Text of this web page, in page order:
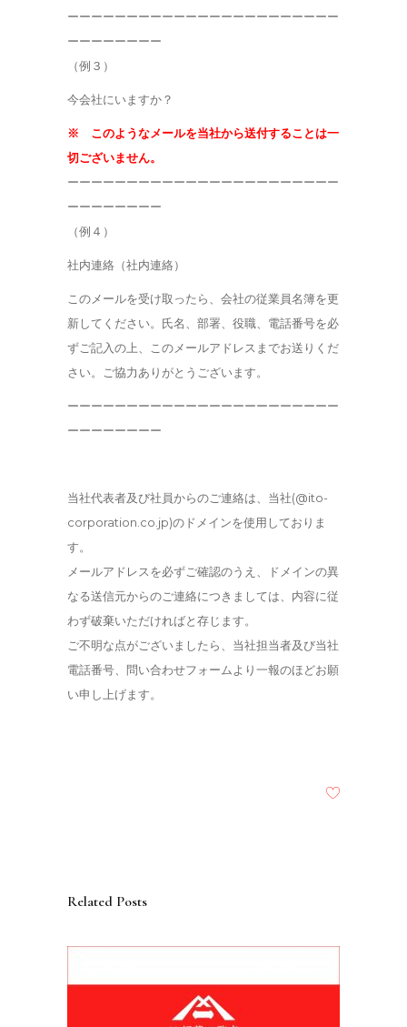
ーーーーーーーーーーーーーーーーーーーーーーー
ーーーーーーーー
（例３）
今会社にいますか？
※ このようなメールを当社から送付することは一
切ございません。
ーーーーーーーーーーーーーーーーーーーーーーー
ーーーーーーーー
（例４）
社内連絡（社内連絡）
このメールを受け取ったら、会社の従業員名簿を更
新してください。氏名、部署、役職、電話番号を必
ずご記入の上、このメールアドレスまでお送りくだ
さい。ご協力ありがとうございます。
ーーーーーーーーーーーーーーーーーーーーーーー
ーーーーーーーー
当社代表者及び社員からのご連絡は、当社(@ito-
corporation.co.jp)のドメインを使用しておりま
す。
メールアドレスを必ずご確認のうえ、ドメインの異
なる送信元からのご連絡につきましては、内容に従
わず破棄いただければと存じます。
ご不明な点がございましたら、当社担当者及び当社
電話番号、問い合わせフォームより一報のほどお願
い申し上げます。
Related Posts